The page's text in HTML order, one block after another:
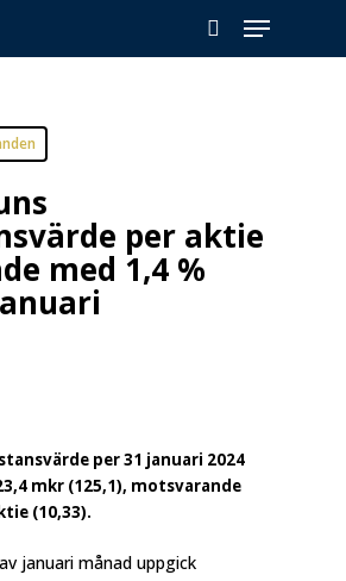
search
Menu
per aktie
med 1,4 %
per 31 januari 2024
mkr (125,1), motsvarande
(10,33).
januari månad uppgick